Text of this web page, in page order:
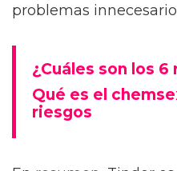
problemas
¿Cuáles son los 6
Qué es el
riesgos